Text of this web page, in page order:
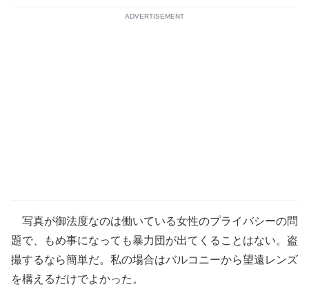
ADVERTISEMENT
写真が御法度なのは働いている女性のプライバシーの問
題で、もめ事になっても暴力団が出てくることはない。盗
撮するなら簡単だ。私の場合はバルコニーから望遠レンズ
を構えるだけでよかった。